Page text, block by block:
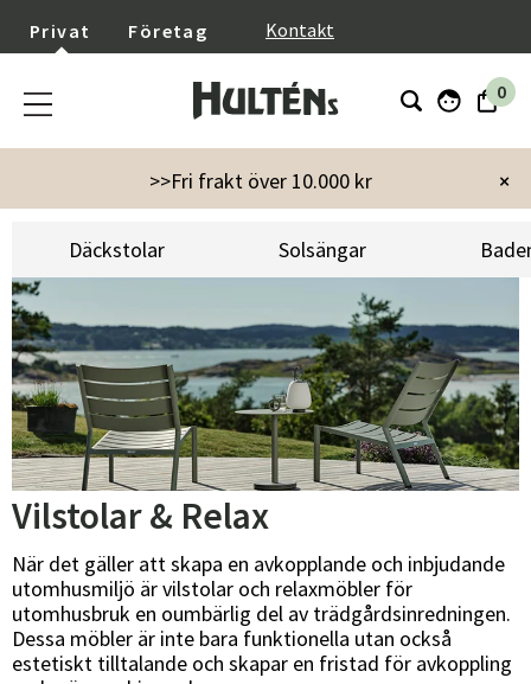
Privat Företag Kontakt
0
×
>>Fri frakt över 10.000 kr
Utemöbler Vilstolar & Relax
Däckstolar Solsängar
Vilstolar & Relax
När det gäller att skapa en avkopplande och inbjudande
utomhusmiljö är vilstolar och relaxmöbler för
utomhusbruk en oumbärlig del av trädgårdsinredningen.
Dessa möbler är inte bara funktionella utan också
estetiskt tilltalande och skapar en fristad för avkoppling